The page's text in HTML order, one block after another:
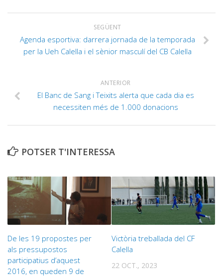
SEGÜENT
Agenda esportiva: darrera jornada de la temporada
per la Ueh Calella i el sènior masculí del CB Calella
ANTERIOR
El Banc de Sang i Teixits alerta que cada dia es
necessiten més de 1.000 donacions
POTSER T'INTERESSA
De les 19 propostes per
als pressupostos
participatius d’aquest
2016, en queden 9 de
Victòria treballada del CF
Calella
22 OCT., 2023